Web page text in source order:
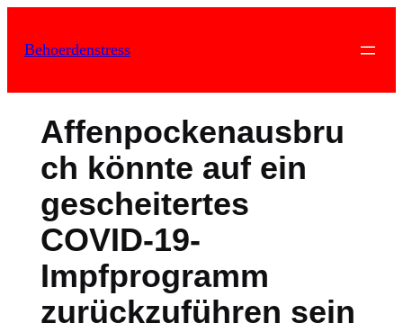
Inhalt
Behoerdenstress
Affenpockenausbru
ch könnte auf ein
gescheitertes
COVID-19-
Impfprogramm
zurückzuführen sein